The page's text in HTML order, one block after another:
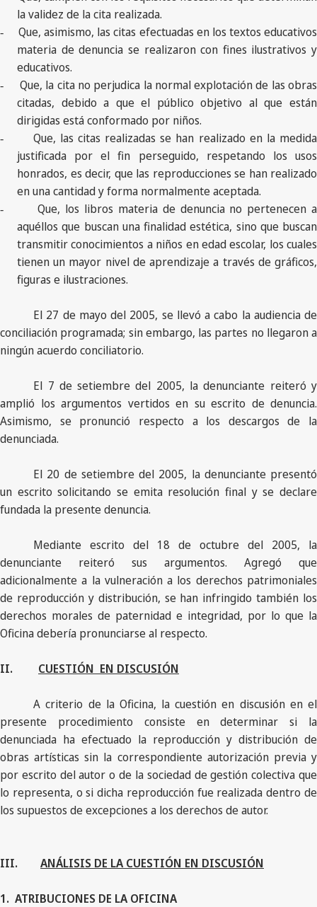
la validez de la cita realizada.
-
Que, asimismo, las citas efectuadas en los textos educativos
materia de denuncia se realizaron con fines ilustrativos y
educativos.
-
Que, la cita no perjudica la normal explotación de las obras
citadas, debido a que el público objetivo al que están
dirigidas está conformado por niños.
-
Que, las citas realizadas se han realizado en la medida
justificada por el fin perseguido, respetando los usos
honrados, es decir, que las reproducciones se han realizado
en una cantidad y forma normalmente aceptada.
-
Que, los libros materia de denuncia no pertenecen a
aquéllos que buscan una finalidad estética, sino que buscan
transmitir conocimientos a niños en edad escolar, los cuales
tienen un mayor nivel de aprendizaje a través de gráficos,
figuras e ilustraciones.
El 27 de mayo del 2005, se llevó a cabo la audiencia de
conciliación programada; sin embargo, las partes no llegaron a
ningún acuerdo conciliatorio.
El 7 de setiembre del 2005, la denunciante reiteró y
amplió los argumentos vertidos en su escrito de denuncia.
Asimismo, se pronunció respecto a los descargos de la
denunciada.
El 20 de setiembre del 2005, la denunciante presentó
un escrito solicitando se emita resolución final y se declare
fundada la presente denuncia.
Mediante escrito del 18 de octubre del 2005, la
denunciante reiteró sus argumentos. Agregó que
adicionalmente a la vulneración a los derechos patrimoniales
de reproducción y distribución, se han infringido también los
derechos morales de paternidad e integridad, por lo que la
Oficina debería pronunciarse al respecto.
II. CUESTIÓN EN DISCUSIÓN
A criterio de la Oficina, la cuestión en discusión en el
presente procedimiento consiste en determinar si la
denunciada ha efectuado la reproducción y distribución de
obras artísticas sin la correspondiente autorización previa y
por escrito del autor o de la sociedad de gestión colectiva que
lo representa, o si dicha reproducción fue realizada dentro de
los supuestos de excepciones a los derechos de autor.
III. ANÁLISIS DE LA CUESTIÓN EN DISCUSIÓN
1. ATRIBUCIONES DE LA OFICINA